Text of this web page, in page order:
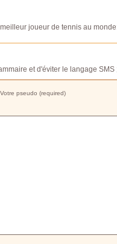
joueur de tennis au
et d'éviter le langage SMS
Votre pseudo (required)